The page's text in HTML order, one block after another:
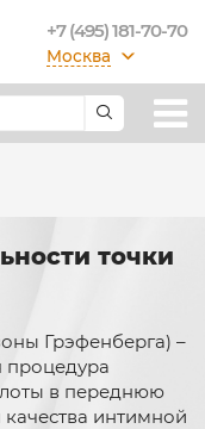
+7 (495) 181-70-70
Москва
точки
Грэфенберга) –
процедура
в переднюю
интимной